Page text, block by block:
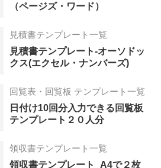
（ページズ・ワード）
見積書テンプレート一覧
見積書テンプレート-オーソドッ
クス(エクセル・ナンバーズ)
回覧表・回覧板 テンプレート一覧
日付け10回分入力できる回覧板
テンプレート２０人分
領収書テンプレート一覧
領収書テンプレート_A4で２枚